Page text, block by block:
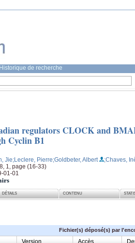
Historique de recherche
regulators CLOCK and
Cyclin B1
Jie;Leclere, Pierre;Goldbeter, Albert ;Chaves,
1, page (16-33)
01-01
DÉTAILS CONTENU
Fichier(s) déposé(s) par
Version Accès